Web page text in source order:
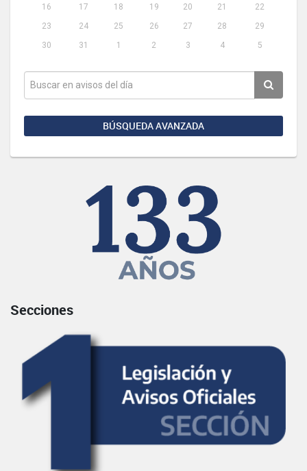
16
17 18 19 20 21
22
23
24 25 26 27 28
29
30
31 1 2 3 4 5
BÚSQUEDA AVANZADA
Secciones